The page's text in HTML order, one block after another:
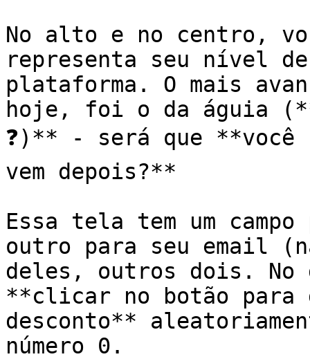
No alto e no centro,
representa seu nível de
plataforma. O mais
hoje, foi o da águia
❓)** - será que **você
vem depois?**
Essa tela tem um
outro para seu email
deles, outros dois. No
**clicar no botão para
desconto**
número 0.